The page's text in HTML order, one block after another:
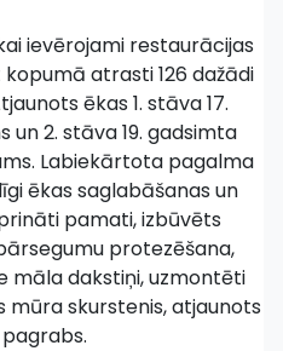
ievērojami restaurācijas
atrasti 126 dažādi
ēkas 1. stāva 17.
2. stāva 19. gadsimta
Labiekārtota pagalma
ēkas saglabāšanas un
pamati, izbūvēts
protezēšana,
māla dakstiņi, uzmontēti
skurstenis, atjaunots